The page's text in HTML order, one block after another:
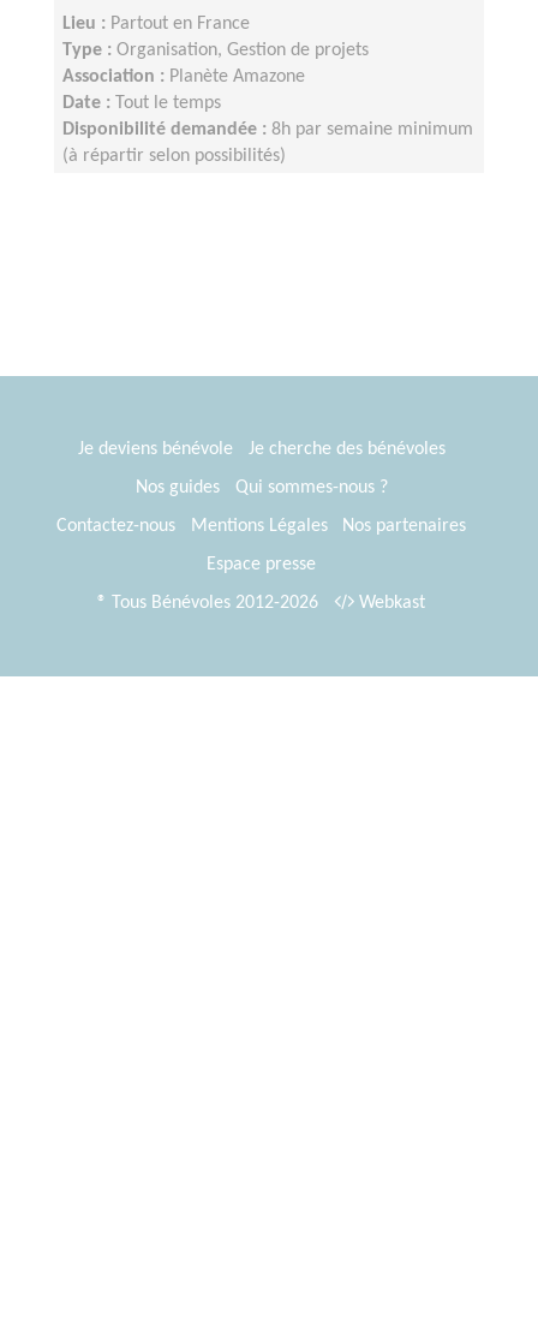
Lieu : Partout en France
Type : Organisation, Gestion de projets
Association : Planète Amazone
Date :
Tout le temps
Disponibilité demandée : 8h par semaine minimum
(à répartir selon possibilités)
Je deviens bénévole
Je cherche des bénévoles
Nos guides
Qui sommes-nous ?
Contactez-nous
Mentions Légales
Nos partenaires
Espace presse
® Tous Bénévoles 2012-2026
Webkast